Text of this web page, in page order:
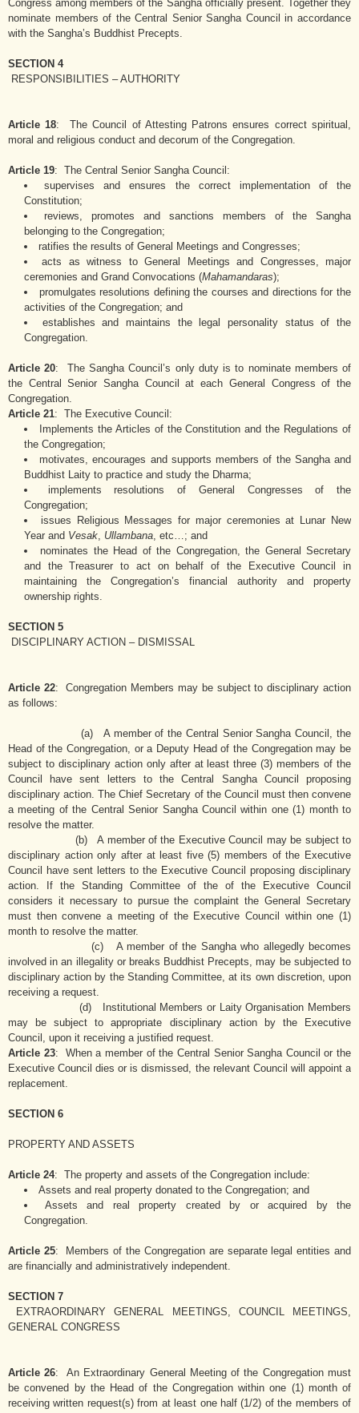
Congress among members of the Sangha officially present. Together they
nominate members of the Central Senior Sangha Council in accordance
with the Sangha’s Buddhist Precepts.
SECTION 4
RESPONSIBILITIES – AUTHORITY
Article 18: The Council of Attesting Patrons ensures correct spiritual,
moral and religious conduct and decorum of the Congregation.
Article 19: The Central Senior Sangha Council:
supervises and ensures the correct implementation of the
Constitution;
reviews, promotes and sanctions members of the Sangha
belonging to the Congregation;
ratifies the results of General Meetings and Congresses;
acts as witness to General Meetings and Congresses, major
ceremonies and Grand Convocations (Mahamandaras);
promulgates resolutions defining the courses and directions for the
activities of the Congregation; and
establishes and maintains the legal personality status of the
Congregation.
Article 20: The Sangha Council’s only duty is to nominate members of
the Central Senior Sangha Council at each General Congress of the
Congregation.
Article 21: The Executive Council:
Implements the Articles of the Constitution and the Regulations of
the Congregation;
motivates, encourages and supports members of the Sangha and
Buddhist Laity to practice and study the Dharma;
implements resolutions of General Congresses of the
Congregation;
issues Religious Messages for major ceremonies at Lunar New
Year and Vesak, Ullambana, etc…; and
nominates the Head of the Congregation, the General Secretary
and the Treasurer to act on behalf of the Executive Council in
maintaining the Congregation’s financial authority and property
ownership rights.
SECTION 5
DISCIPLINARY ACTION – DISMISSAL
Article 22: Congregation Members may be subject to disciplinary action
as follows:
(a) A member of the Central Senior Sangha Council, the
Head of the Congregation, or a Deputy Head of the Congregation may be
subject to disciplinary action only after at least three (3) members of the
Council have sent letters to the Central Sangha Council proposing
disciplinary action. The Chief Secretary of the Council must then convene
a meeting of the Central Senior Sangha Council within one (1) month to
resolve the matter.
(b) A member of the Executive Council may be subject to
disciplinary action only after at least five (5) members of the Executive
Council have sent letters to the Executive Council proposing disciplinary
action. If the Standing Committee of the of the Executive Council
considers it necessary to pursue the complaint the General Secretary
must then convene a meeting of the Executive Council within one (1)
month to resolve the matter.
(c) A member of the Sangha who allegedly becomes
involved in an illegality or breaks Buddhist Precepts, may be subjected to
disciplinary action by the Standing Committee, at its own discretion, upon
receiving a request.
(d) Institutional Members or Laity Organisation Members
may be subject to appropriate disciplinary action by the Executive
Council, upon it receiving a justified request.
Article 23: When a member of the Central Senior Sangha Council or the
Executive Council dies or is dismissed, the relevant Council will appoint a
replacement.
SECTION 6
PROPERTY AND ASSETS
Article 24: The property and assets of the Congregation include:
Assets and real property donated to the Congregation; and
Assets and real property created by or acquired by the
Congregation.
Article 25: Members of the Congregation are separate legal entities and
are financially and administratively independent.
SECTION 7
EXTRAORDINARY GENERAL MEETINGS, COUNCIL MEETINGS,
GENERAL CONGRESS
Article 26: An Extraordinary General Meeting of the Congregation must
be convened by the Head of the Congregation within one (1) month of
receiving written request(s) from at least one half (1/2) of the members of